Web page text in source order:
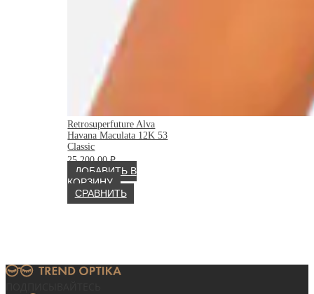
Retrosuperfuture Alva
Havana Maculata 12K 53
Classic
25 200.00₽
ДОБАВИТЬ В
КОРЗИНУ
СРАВНИТЬ